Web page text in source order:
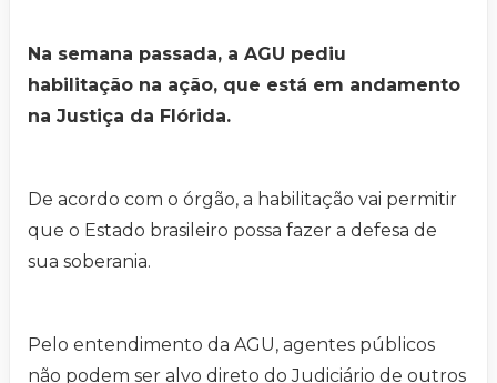
Na semana passada, a AGU pediu
habilitação na ação, que está em andamento
na Justiça da Flórida.
De acordo com o órgão, a habilitação vai permitir
que o Estado brasileiro possa fazer a defesa de
sua soberania.
Pelo entendimento da AGU, agentes públicos
não podem ser alvo direto do Judiciário de outros